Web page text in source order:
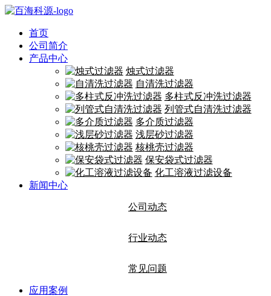
首页
公司简介
产品中心
烛式过滤器
自清洗过滤器
多柱式反冲洗过滤器
列管式自清洗过滤器
多介质过滤器
浅层砂过滤器
核桃壳过滤器
保安袋式过滤器
化工溶液过滤设备
新闻中心
公司动态
行业动态
常见问题
应用案例